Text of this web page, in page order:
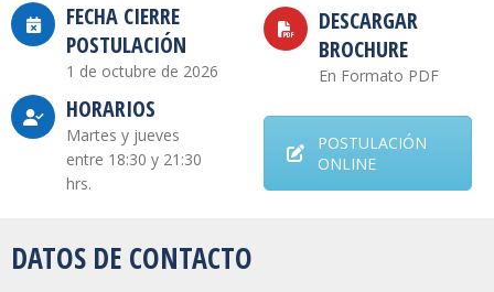
FECHA CIERRE
POSTULACIÓN
1 de octubre de 2026
HORARIOS
Martes y jueves
entre 18:30 y 21:30
hrs.
DESCARGAR
BROCHURE
En Formato PDF
POSTULACIÓN
ONLINE
DATOS DE CONTACTO